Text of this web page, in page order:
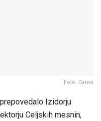
Foto: Canva
Izidorju
Celjskih mesnin,